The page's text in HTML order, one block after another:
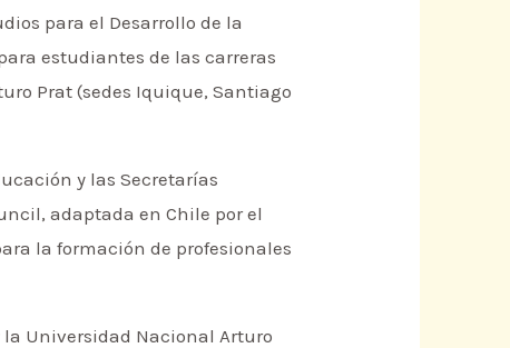
para el Desarrollo de la
estudiantes de las carreras
Prat (sedes Iquique, Santiago
y las Secretarías
adaptada en Chile por el
la formación de profesionales
Universidad Nacional Arturo